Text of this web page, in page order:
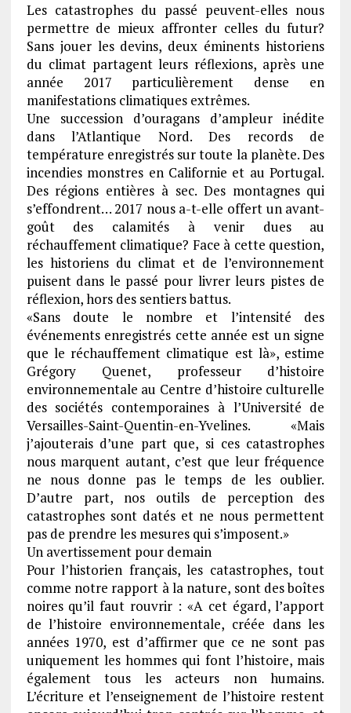
Les catastrophes du passé peuvent-elles nous
permettre de mieux affronter celles du futur?
Sans jouer les devins, deux éminents historiens
du climat partagent leurs réflexions, après une
année 2017 particulièrement dense en
manifestations climatiques extrêmes.
Une succession d’ouragans d’ampleur inédite
dans l’Atlantique Nord. Des records de
température enregistrés sur toute la planète. Des
incendies monstres en Californie et au Portugal.
Des régions entières à sec. Des montagnes qui
s’effondrent… 2017 nous a-t-elle offert un avant-
goût des calamités à venir dues au
réchauffement climatique? Face à cette question,
les historiens du climat et de l’environnement
puisent dans le passé pour livrer leurs pistes de
réflexion, hors des sentiers battus.
«Sans doute le nombre et l’intensité des
événements enregistrés cette année est un signe
que le réchauffement climatique est là», estime
Grégory Quenet, professeur d’histoire
environnementale au Centre d’histoire culturelle
des sociétés contemporaines à l’Université de
Versailles-Saint-Quentin-en-Yvelines. «Mais
j’ajouterais d’une part que, si ces catastrophes
nous marquent autant, c’est que leur fréquence
ne nous donne pas le temps de les oublier.
D’autre part, nos outils de perception des
catastrophes sont datés et ne nous permettent
pas de prendre les mesures qui s’imposent.»
Un avertissement pour demain
Pour l’historien français, les catastrophes, tout
comme notre rapport à la nature, sont des boîtes
noires qu’il faut rouvrir : «A cet égard, l’apport
de l’histoire environnementale, créée dans les
années 1970, est d’affirmer que ce ne sont pas
uniquement les hommes qui font l’histoire, mais
également tous les acteurs non humains.
L’écriture et l’enseignement de l’histoire restent